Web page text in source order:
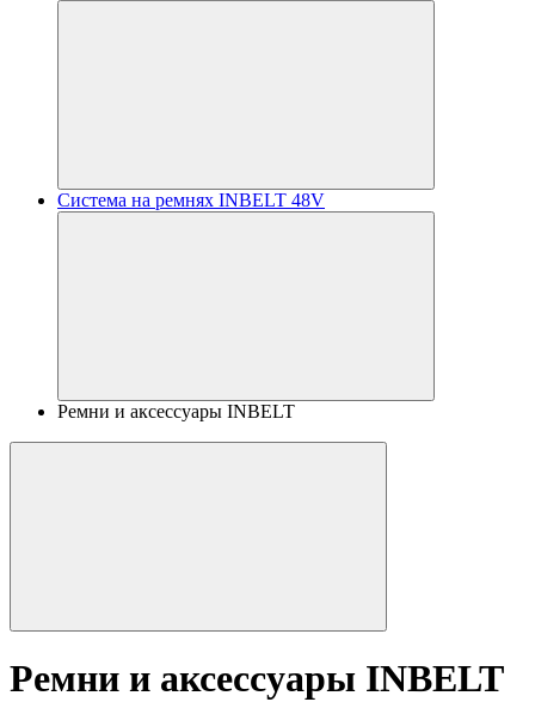
Система на ремнях INBELT 48V
Ремни и аксессуары INBELT
Ремни и аксессуары INBELT